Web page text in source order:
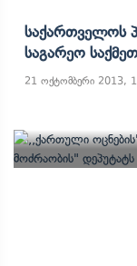
Საქართველოს
Საგარეო
21 ოქტომბერი 2013,